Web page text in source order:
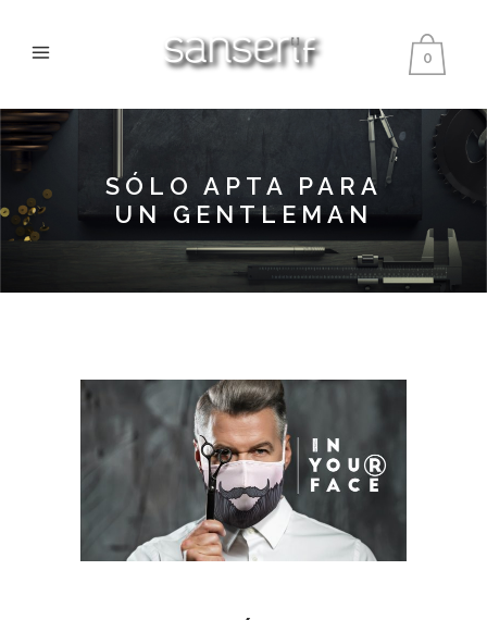
0
SÓLO APTA PARA
UN GENTLEMAN